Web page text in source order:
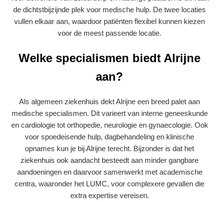
de dichtstbijzijnde plek voor medische hulp. De twee locaties
vullen elkaar aan, waardoor patiënten flexibel kunnen kiezen
voor de meest passende locatie.
Welke specialismen biedt Alrijne
aan?
Als algemeen ziekenhuis dekt Alrijne een breed palet aan
medische specialismen. Dit varieert van interne geneeskunde
en cardiologie tot orthopedie, neurologie en gynaecologie. Ook
voor spoedeisende hulp, dagbehandeling en klinische
opnames kun je bij Alrijne terecht. Bijzonder is dat het
ziekenhuis ook aandacht besteedt aan minder gangbare
aandoeningen en daarvoor samenwerkt met academische
centra, waaronder het LUMC, voor complexere gevallen die
extra expertise vereisen.